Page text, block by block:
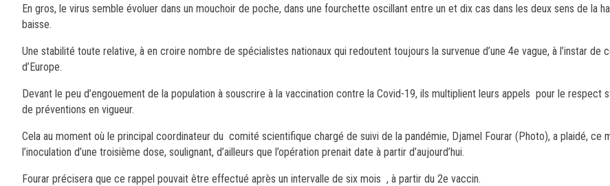
En gros, le virus semble évoluer dans un mouchoir de poche, dans une fourchette oscillant entre un et dix cas dans les deux sens de la
baisse.
Une stabilité toute relative, à en croire nombre de spécialistes nationaux qui redoutent toujours la survenue d’une 4e vague, à l’instar de
d’Europe.
Devant le peu d’engouement de la population à souscrire à la vaccination contre la Covid-19, ils multiplient leurs appels pour le respect
de préventions en vigueur.
Cela au moment où le principal coordinateur du comité scientifique chargé de suivi de la pandémie, Djamel Fourar (Photo), a plaidé, ce
l’inoculation d’une troisième dose, soulignant, d’ailleurs que l’opération prenait date à partir d’aujourd’hui.
Fourar précisera que ce rappel pouvait être effectué après un intervalle de six mois , à partir du 2e vaccin.